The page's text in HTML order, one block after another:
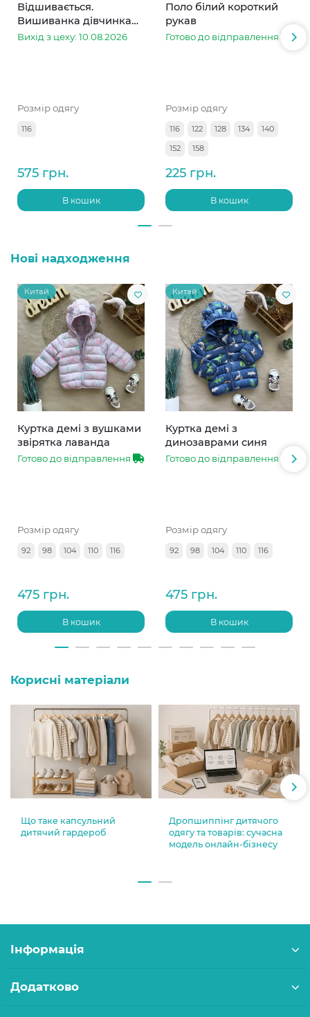
Відшивається.
Вишиванка дівчинка
колоски
Вихід з цеху: 10.08.2026
Розмір одягу
116
575 грн.
В кошик
Поло білий короткий
рукав
Готово до відправлення
Розмір одягу
116 122 128 134
140
152
158
225 грн.
В кошик
Нові надходження
Китай
Куртка демі з вушками
звірятка лаванда
Готово до відправлення
Розмір одягу
92 98 104 110 116
475 грн.
В кошик
Китай
Куртка демі з
динозаврами синя
Готово до відправлення
Розмір одягу
92 98 104 110 116
475 грн.
В кошик
Корисні матеріали
Що таке капсульний
дитячий гардероб
Дропшиппінг дитячого
одягу та товарів: сучасна
модель онлайн-бізнесу
Інформація
Додатково